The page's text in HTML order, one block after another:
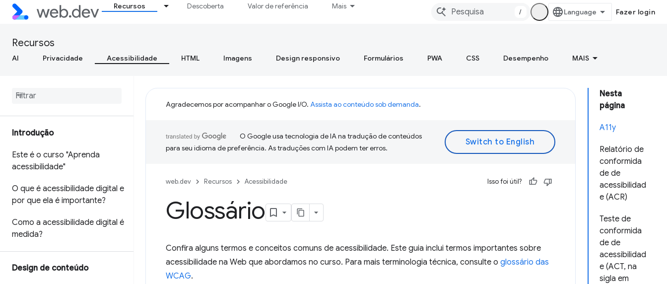
Recursos Descoberta Valor de referência Mais
/ Fazer login
Recursos
AI Privacidade Acessibilidade HTML Imagens Design responsivo Formulários PWA CSS Desempenho MAIS
Introdução
Este é o curso "Aprenda
acessibilidade"
O que é acessibilidade digital e
por que ela é importante?
Como a acessibilidade digital é
medida?
Design de conteúdo
Nesta
página
A11y
Relatório de
conformida
de de
acessibilidad
e (ACR)
Teste de
conformida
de de
acessibilidad
e (ACT, na
sigla em
Agradecemos por acompanhar o Google I/O. Assista ao conteúdo sob demanda.
O Google usa tecnologia de IA na tradução de conteúdos
para seu idioma de preferência. As traduções com IA podem ter erros.
web.dev Recursos Acessibilidade Isso foi útil?
Glossário
Confira alguns termos e conceitos comuns de acessibilidade. Este guia inclui termos importantes sobre
acessibilidade na Web que abordamos no curso. Para mais terminologia técnica, consulte o glossário das
WCAG.